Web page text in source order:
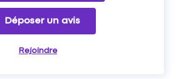
Déposer un avis
Rejoindre